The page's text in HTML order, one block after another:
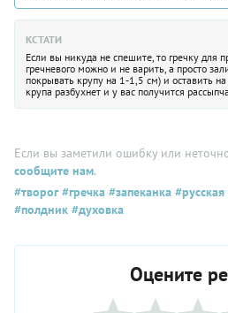
КСТАТИ
Если вы никуда не спешите, то гречку для
гречневого можно и не варить, а просто
покрывать крупу на 1-1,5 см) и оставить
крупа разбухнет и у вас получится
Если вы заметили ошибку или
сообщите нам.
#творог#гречка #запеканка
#полдник #духовка
Оцените